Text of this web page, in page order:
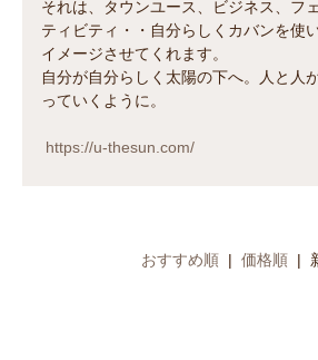
それは、タウンユース、ビジネス、フ
ティビティ・・自分らしくカバンを使
イメージさせてくれます。
自分が自分らしく太陽の下へ。人と人
っていくように。
https://u-thesun.com/
おすすめ順 | 価格順 |